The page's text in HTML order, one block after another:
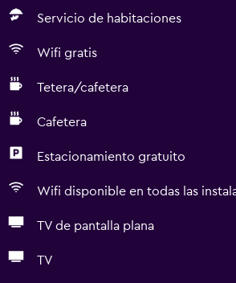
Servicio de habitaciones
Wifi gratis
Tetera/cafetera
Cafetera
Estacionamiento gratuito
Wifi disponible en todas las
TV de pantalla plana
TV